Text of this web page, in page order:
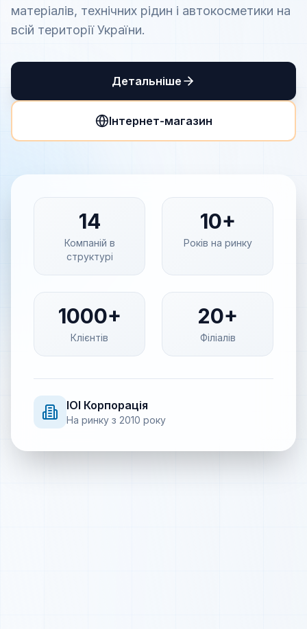
матеріалів, технічних рідин і автокосметики на
всій території України.
Детальніше
Інтернет-магазин
14
Компаній в
структурі
10+
Років на ринку
1000+
Клієнтів
20+
Філіалів
IOI Корпорація
На ринку з 2010 року